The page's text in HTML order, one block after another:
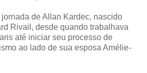
de Allan Kardec, nascido
Rivail, desde quando trabalhava
até iniciar seu processo de
ao lado de sua esposa Amélie-